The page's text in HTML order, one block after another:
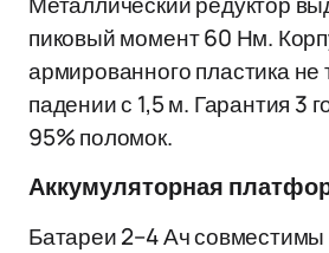
пиковый момент 60 Нм.
армированного пластика не
падении с 1,5 м. Гарантия 3
95% поломок.
Аккумуляторная
Батареи 2–4 Ач совместимы